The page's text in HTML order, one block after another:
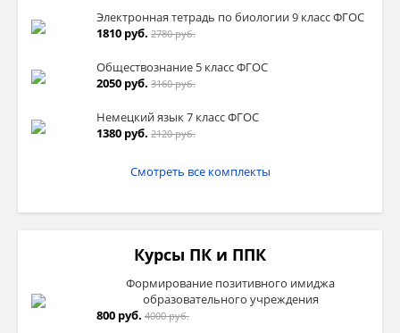
Электронная тетрадь по биологии 9 класс ФГОС
1810 руб. 2780 руб.
Обществознание 5 класс ФГОС
2050 руб. 3160 руб.
Немецкий язык 7 класс ФГОС
1380 руб. 2120 руб.
Смотреть все комплекты
Курсы ПК и ППК
Формирование позитивного имиджа
образовательного учреждения
800 руб. 4000 руб.